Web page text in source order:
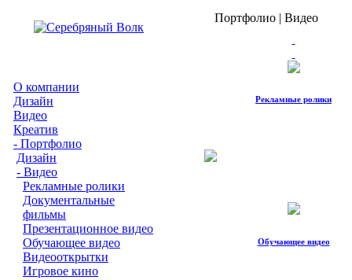
О компании
Дизайн
Видео
Креатив
- Портфолио
Дизайн
- Видео
Рекламные ролики
Документальные
фильмы
Презентационное видео
Обучающее видео
Видеооткрытки
Игровое кино
Портфолио | Видео
Рекламные ролики
Обучающее видео